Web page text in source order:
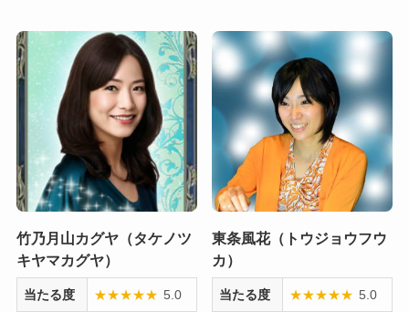
竹乃月山カグヤ（タケノツ
キヤマカグヤ）
当たる度 ★★★★★ 5.0
東条風花（トウジョウフウ
カ）
当たる度 ★★★★★ 5.0